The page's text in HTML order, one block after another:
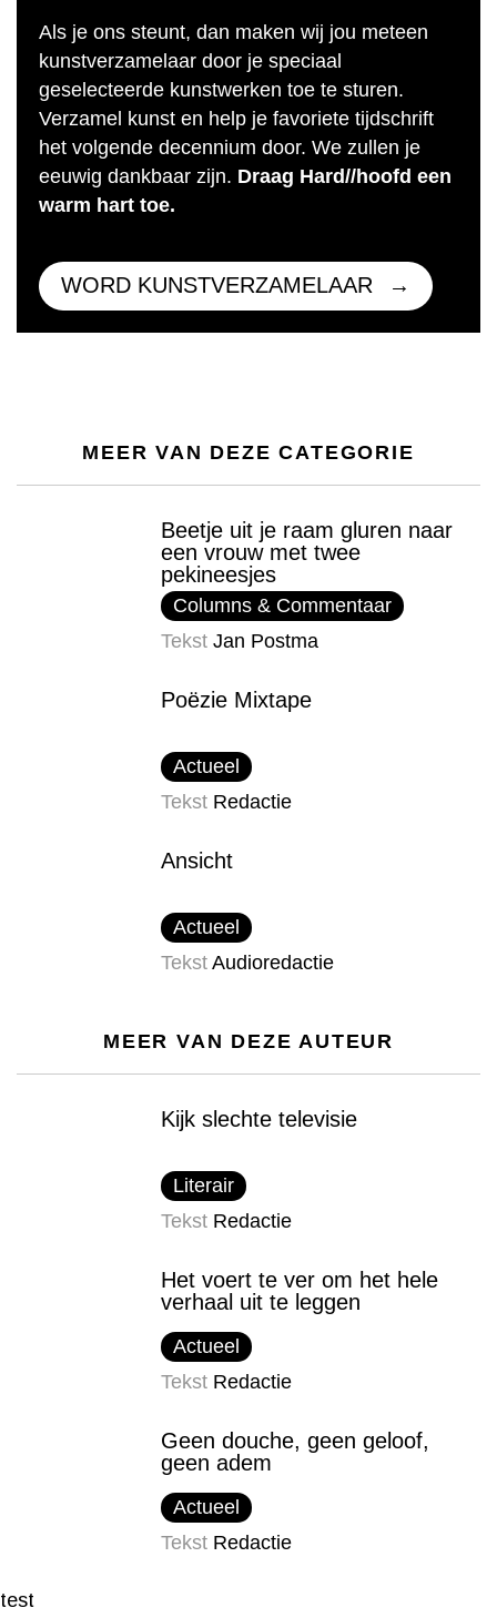
Als je ons steunt, dan maken wij jou meteen
kunstverzamelaar door je speciaal
geselecteerde kunstwerken toe te sturen.
Verzamel kunst en help je favoriete tijdschrift
het volgende decennium door. We zullen je
eeuwig dankbaar zijn. Draag Hard//hoofd een
warm hart toe.
WORD KUNSTVERZAMELAAR
MEER VAN DEZE CATEGORIE
Beetje uit je raam gluren naar
een vrouw met twee
pekineesjes
Columns & Commentaar
Tekst Jan Postma
Poëzie Mixtape
Actueel
Tekst Redactie
Ansicht
Actueel
Tekst Audioredactie
MEER VAN DEZE AUTEUR
Kijk slechte televisie
Literair
Tekst Redactie
Het voert te ver om het hele
verhaal uit te leggen
Actueel
Tekst Redactie
Geen douche, geen geloof,
geen adem
Actueel
Tekst Redactie
test